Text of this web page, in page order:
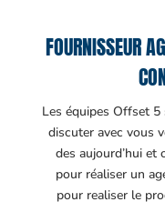
FOURNISSEUR
Les équipes Offset
discuter avec vous
des aujourd’hui
pour réaliser un
pour realiser le